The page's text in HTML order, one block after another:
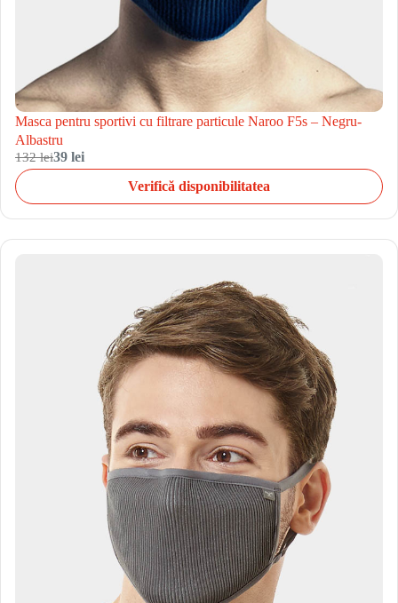
Masca pentru sportivi cu filtrare particule Naroo F5s – Negru-
Albastru
132 lei39 lei
Verifică disponibilitatea